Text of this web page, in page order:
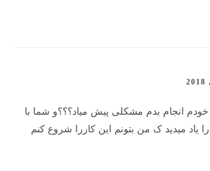
خودم انجام بدم مشکلی پیش میاد؟؟؟و شما با
یاد میدید ک من بتونم این کاررا شروع کنم